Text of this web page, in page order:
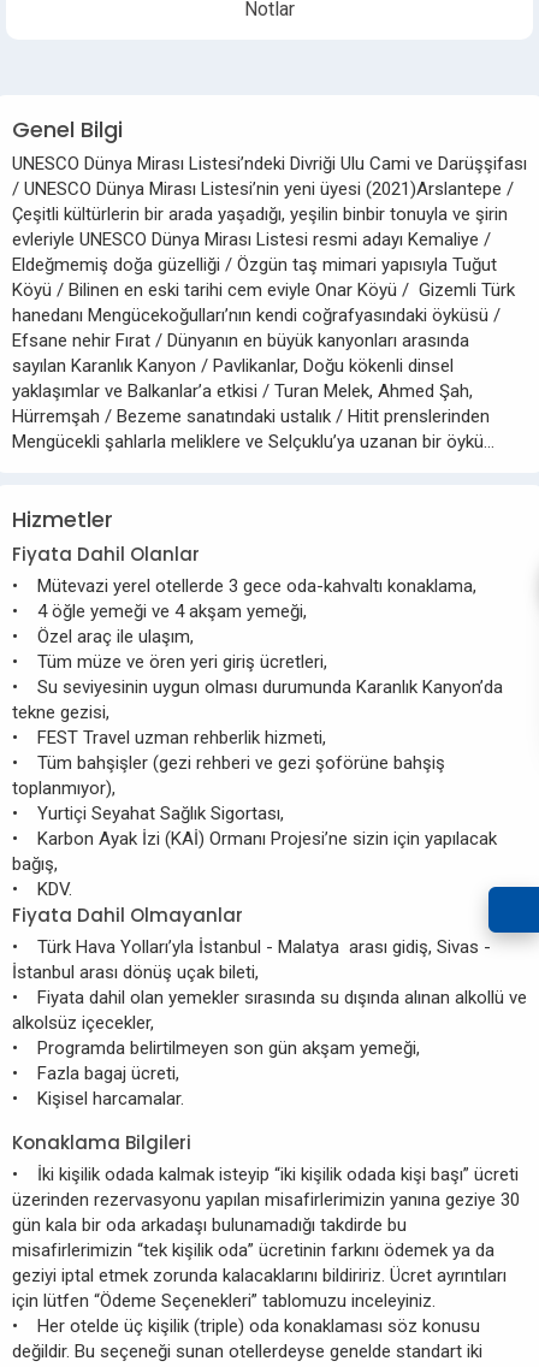
Notlar
Genel Bilgi
UNESCO Dünya Mirası Listesi’ndeki Divriği Ulu Cami ve Darüşşifası
/ UNESCO Dünya Mirası Listesi’nin yeni üyesi (2021)Arslantepe /
Çeşitli kültürlerin bir arada yaşadığı, yeşilin binbir tonuyla ve şirin
evleriyle UNESCO Dünya Mirası Listesi resmi adayı Kemaliye /
Eldeğmemiş doğa güzelliği / Özgün taş mimari yapısıyla Tuğut
Köyü / Bilinen en eski tarihi cem eviyle Onar Köyü / Gizemli Türk
hanedanı Mengücekoğulları’nın kendi coğrafyasındaki öyküsü /
Efsane nehir Fırat / Dünyanın en büyük kanyonları arasında
sayılan Karanlık Kanyon / Pavlikanlar, Doğu kökenli dinsel
yaklaşımlar ve Balkanlar’a etkisi / Turan Melek, Ahmed Şah,
Hürremşah / Bezeme sanatındaki ustalık / Hitit prenslerinden
Mengücekli şahlarla meliklere ve Selçuklu’ya uzanan bir öykü…
Hizmetler
Fiyata Dahil Olanlar
• Mütevazi yerel otellerde 3 gece oda-kahvaltı konaklama,
• 4 öğle yemeği ve 4 akşam yemeği,
• Özel araç ile ulaşım,
• Tüm müze ve ören yeri giriş ücretleri,
• Su seviyesinin uygun olması durumunda Karanlık Kanyon’da
tekne gezisi,
• FEST Travel uzman rehberlik hizmeti,
• Tüm bahşişler (gezi rehberi ve gezi şoförüne bahşiş
toplanmıyor),
• Yurtiçi Seyahat Sağlık Sigortası,
• Karbon Ayak İzi (KAİ) Ormanı Projesi’ne sizin için yapılacak
bağış,
• KDV.
Fiyata Dahil Olmayanlar
• Türk Hava Yolları’yla İstanbul - Malatya arası gidiş, Sivas -
İstanbul arası dönüş uçak bileti,
• Fiyata dahil olan yemekler sırasında su dışında alınan alkollü ve
alkolsüz içecekler,
• Programda belirtilmeyen son gün akşam yemeği,
• Fazla bagaj ücreti,
• Kişisel harcamalar.
Konaklama Bilgileri
• İki kişilik odada kalmak isteyip “iki kişilik odada kişi başı” ücreti
üzerinden rezervasyonu yapılan misafirlerimizin yanına geziye 30
gün kala bir oda arkadaşı bulunamadığı takdirde bu
misafirlerimizin “tek kişilik oda” ücretinin farkını ödemek ya da
geziyi iptal etmek zorunda kalacaklarını bildiririz. Ücret ayrıntıları
için lütfen “Ödeme Seçenekleri” tablomuzu inceleyiniz.
• Her otelde üç kişilik (triple) oda konaklaması söz konusu
değildir. Bu seçeneği sunan otellerdeyse genelde standart iki